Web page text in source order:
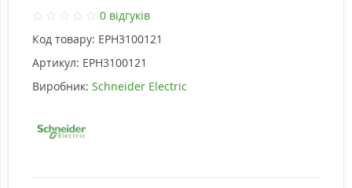
0 відгуків
Код товару: EPH3100121
Артикул: EPH3100121
Виробник: Schneider Electric